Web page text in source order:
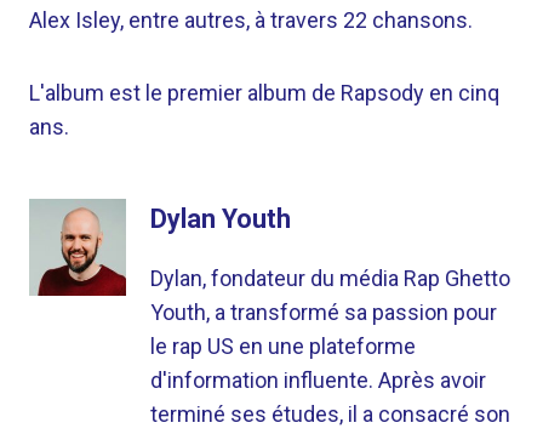
Alex Isley, entre autres, à travers 22 chansons.
L'album est le premier album de Rapsody en cinq
ans.
Dylan Youth
Dylan, fondateur du média Rap Ghetto
Youth, a transformé sa passion pour
le rap US en une plateforme
d'information influente. Après avoir
terminé ses études, il a consacré son